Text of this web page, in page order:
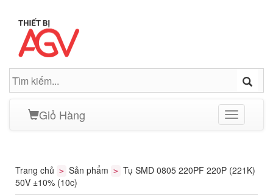
Toggle
navigation
Giỏ Hàng
Trang chủ > Sản phẩm > Tụ SMD 0805 220PF 220P (221K)
50V ±10% (10c)